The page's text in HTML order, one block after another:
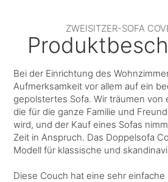
ZWEISITZER-SOFA
Bei der Einrichtung des
Aufmerksamkeit vor allem auf ein
gepolstertes Sofa. Wir träumen von
die für die ganze Familie und
wird, und der Kauf eines Sofas
Zeit in Anspruch. Das Doppelsofa
Modell für klassische und
Diese Couch hat eine sehr einfache